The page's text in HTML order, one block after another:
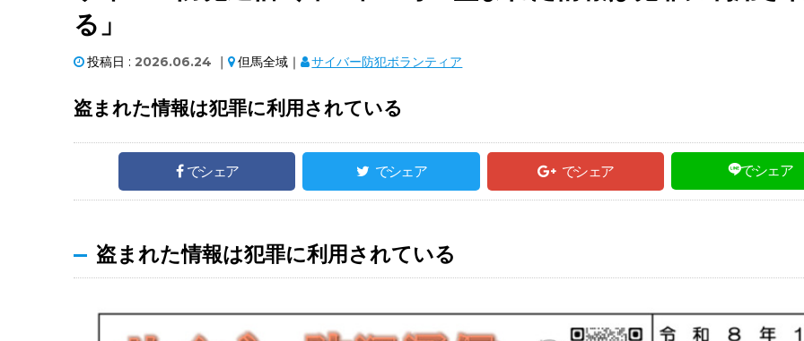
る」
投稿日 : 2026.06.24 ｜ 但馬全域｜ サイバー防犯ボランティア
盗まれた情報は犯罪に利用されている
でシェア でシェア でシェア でシェア
盗まれた情報は犯罪に利用されている